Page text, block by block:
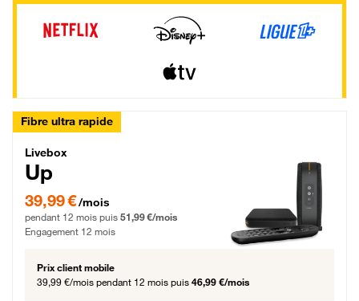
Fibre ultra rapide
Livebox Up Fibre
Livebox
Up
39,99 € par mois pendant 12 mois puis 51,99 € par mois, Engagement 12 mois
39,99 €/mois
pendant 12 mois puis 51,99 €/mois
Engagement 12 mois
Prix client mobile
39,99 €/mois pendant 12 mois puis 46,99 €/mois